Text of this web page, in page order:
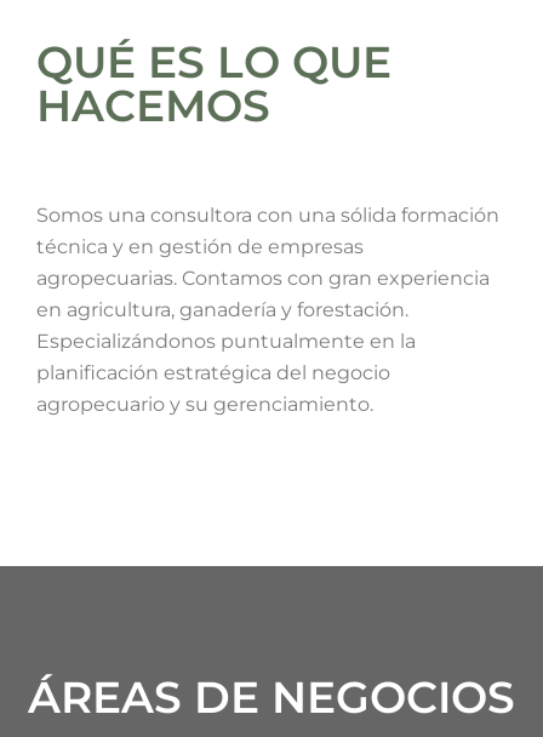
QUÉ ES LO QUE
HACEMOS​
Somos una consultora con una sólida formación
técnica y en gestión de empresas
agropecuarias. Contamos con gran experiencia
en agricultura, ganadería y forestación.
Especializándonos puntualmente en la
planificación estratégica del negocio
agropecuario y su gerenciamiento.
ÁREAS DE NEGOCIOS